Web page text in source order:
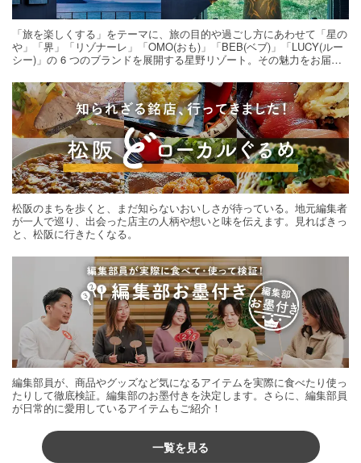
「旅を楽しくする」をテーマに、旅の目的や過ごし方にあわせて「星の
や」「界」「リゾナーレ」「OMO(おも)」「BEB(ベブ)」「LUCY(ルー
シー)」の 6 つのブランドを展開する星野リゾート。その魅力をお届け
松阪のまちを歩くと、まだ知らないおいしさが待っている。地元編集者
が一人で巡り、出会った店主の人柄や想いと味を伝えます。見ればきっ
と、松阪に行きたくなる。
編集部員が、商品やグッズなど気になるアイテムを実際に食べたり使っ
たりして徹底検証。編集部のお墨付きを決定します。さらに、編集部員
が日常的に愛用しているアイテムもご紹介！
一覧を見る